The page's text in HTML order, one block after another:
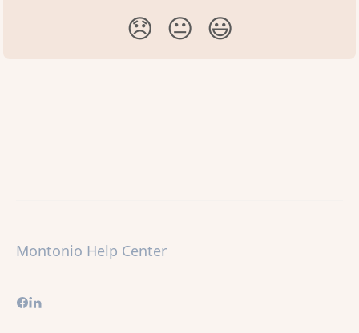
😞 😐 😃
Montonio Help Center